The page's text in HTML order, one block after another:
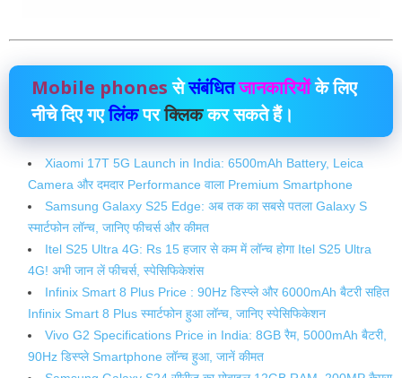
Mobile phonesसेसंबंधितजानकारियोंके लिए
नीचे दिए गएलिंकपरक्लिककर सकते हैं।
Xiaomi 17T 5G Launch in India: 6500mAh Battery, Leica
Camera और दमदार Performance वाला Premium Smartphone
Samsung Galaxy S25 Edge: अब तक का सबसे पतला Galaxy S
स्मार्टफोन लॉन्च, जानिए फीचर्स और कीमत
Itel S25 Ultra 4G: Rs 15 हजार से कम में लॉन्‍च होगा Itel S25 Ultra
4G! अभी जान लें फीचर्स, स्‍पेसिफ‍िकेशंस
Infinix Smart 8 Plus Price : 90Hz डिस्प्ले और 6000mAh बैटरी सहित
Infinix Smart 8 Plus स्मार्टफोन हुआ लॉन्च, जानिए स्पेसिफिकेशन
Vivo G2 Specifications Price in India: 8GB रैम, 5000mAh बैटरी,
90Hz डिस्प्ले Smartphone लॉन्च हुआ, जानें कीमत